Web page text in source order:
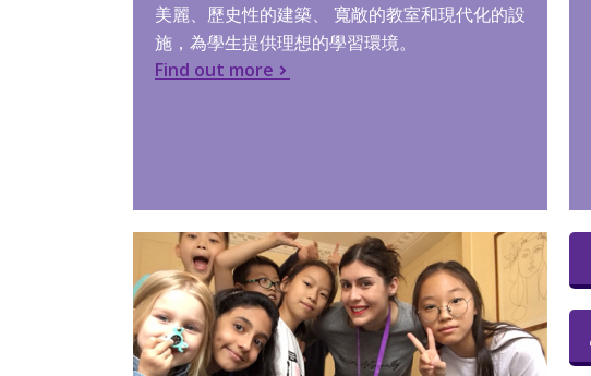
美麗、歷史性的建築、 寬敞的教室和現代化的設
施，為學生提供理想的學習環境。
Find out more